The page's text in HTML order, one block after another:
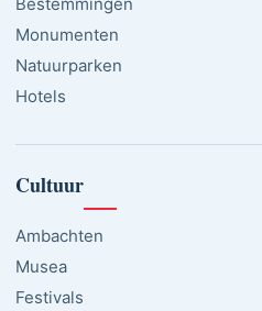
Monumenten
Natuurparken
Hotels
Cultuur
Ambachten
Musea
Festivals